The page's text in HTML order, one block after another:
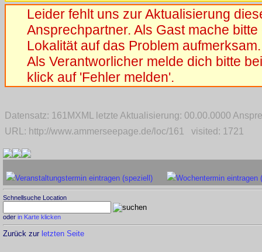
Leider fehlt uns zur Aktualisierung
Ansprechpartner. Als Gast mache
Lokalität auf das Problem aufmerksam.
Als Verantworlicher melde dich bitte
klick auf 'Fehler melden'.
Datensatz: 161MXML letzte Aktualisierung: 00.00.0000
URL: http://www.ammerseepage.de/loc/161 visited: 1721
Veranstaltungstermin eintragen (speziell) Wochentermin eintragen
Schnellsuche Location
oder in Karte klicken
Zurück zur letzten Seite